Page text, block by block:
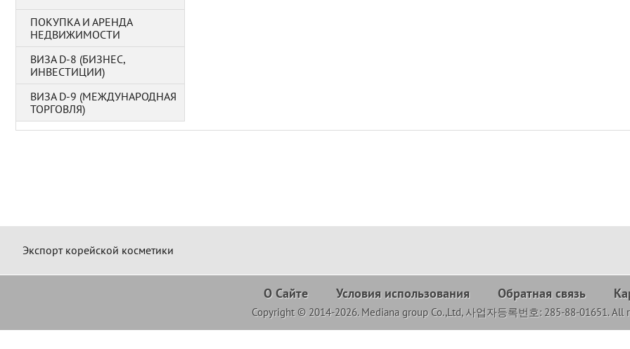
ПОКУПКА И АРЕНДА
НЕДВИЖИМОСТИ
ВИЗА D-8 (БИЗНЕС,
ИНВЕСТИЦИИ)
ВИЗА D-9 (МЕЖДУНАРОДНАЯ
ТОРГОВЛЯ)
Экспорт корейской косметики
О Сайте Условия использования Обратная связь
Copyright © 2014-2026. Mediana group Co.,Ltd, 사업자등록번호: 285-88-01651. All